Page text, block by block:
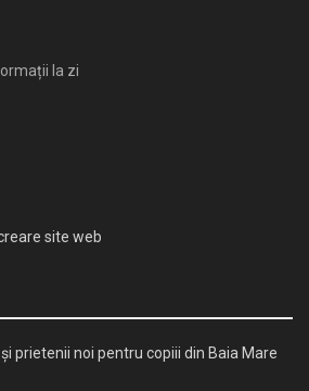
la zi
site web
prietenii noi pentru copiii din Baia Mare